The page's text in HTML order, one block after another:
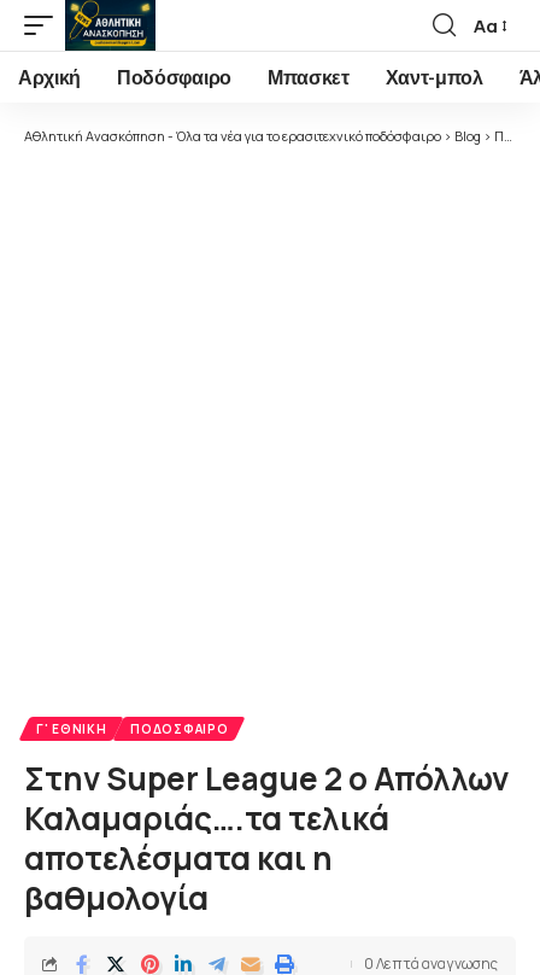
Font
Resizer
Αα
Αρχική Ποδόσφαιρο Μπασκετ Χαντ-μπολ
Αθλητική Ανασκόπηση - Όλα τα νέα για το ερασιτεχνικό ποδόσφαιρο > Blog > Ποδόσφαιρο
Γ' ΕΘΝΙΚΉ ΠΟΔΌΣΦΑΙΡΟ
Στην Super League 2 o Απόλλων
Καλαμαριάς….τα τελικά
αποτελέσματα και η
βαθμολογία
0 Λεπτά αναγνωσης